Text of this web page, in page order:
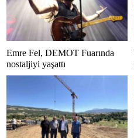
Emre Fel, DEMOT Fuarında
nostaljiyi yaşattı